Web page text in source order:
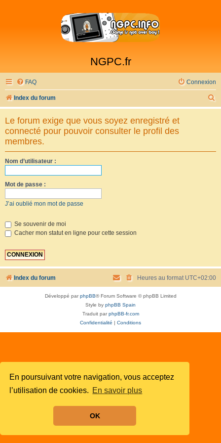
En poursuivant votre navigation, vous acceptez
l’utilisation de cookies. En savoir plus
OK
NGPC.fr
FAQ Connexion
Index du forum
e
Le forum exige que vous soyez enregistré et
connecté pour pouvoir consulter le profil des
membres.
Nom d’utilisateur :
Mot de passe :
J’ai oublié mon mot de passe
Se souvenir de moi
Cacher mon statut en ligne pour cette session
Index du forum Heures au format UTC+02:00
Développé parphpBB® Forum Software © phpBB Limited
Style by phpBB Spain
Traduit parphpBB-fr.com
Confidentialité
Conditions